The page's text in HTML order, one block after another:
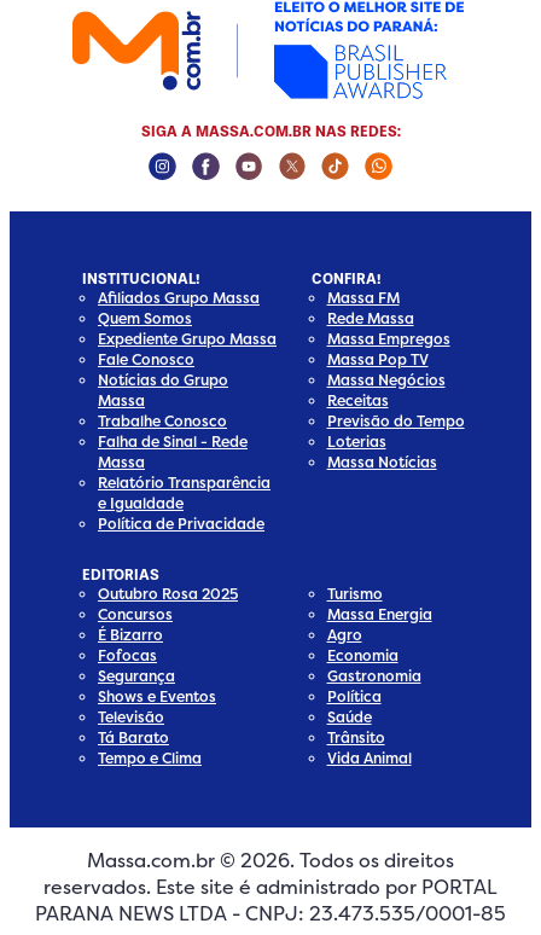
Media
Media
SIGA A MASSA.COM.BR NAS REDES:
Instagram Social Media
Facebook Social Media
Youtube Social Media
Twitter Social Media
Tiktok Social Media
Whatsapp
INSTITUCIONAL!
Afiliados Grupo Massa
Quem Somos
Expediente Grupo Massa
Fale Conosco
Notícias do Grupo
Massa
Trabalhe Conosco
Falha de Sinal - Rede
Massa
Relatório Transparência
e Igualdade
Política de Privacidade
CONFIRA!
Massa FM
Rede Massa
Massa Empregos
Massa Pop TV
Massa Negócios
Receitas
Previsão do Tempo
Loterias
Massa Notícias
EDITORIAS
Outubro Rosa 2025
Concursos
É Bizarro
Fofocas
Segurança
Shows e Eventos
Televisão
Tá Barato
Tempo e Clima
Turismo
Massa Energia
Agro
Economia
Gastronomia
Política
Saúde
Trânsito
Vida Animal
Massa.com.br © 2026. Todos os direitos
reservados. Este site é administrado por PORTAL
PARANA NEWS LTDA - CNPJ: 23.473.535/0001-85